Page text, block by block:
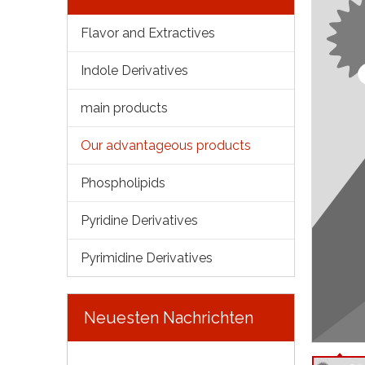
Flavor and Extractives
Indole Derivatives
main products
Our advantageous products
Phospholipids
Pyridine Derivatives
Pyrimidine Derivatives
Neuesten Nachrichten